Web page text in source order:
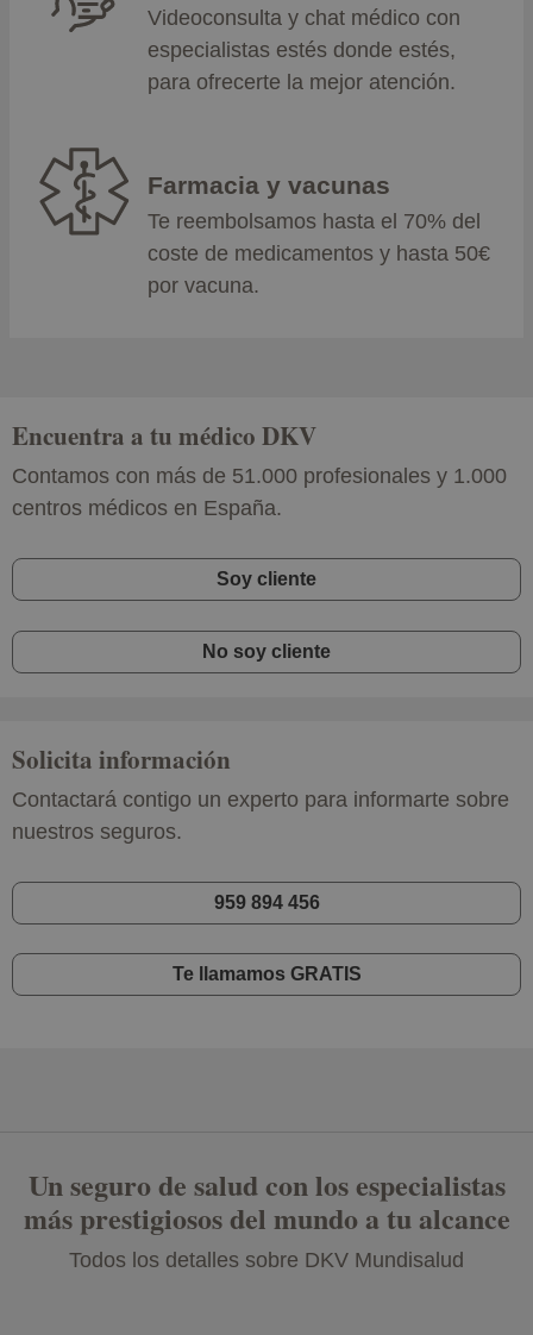
Videoconsulta y chat médico con
especialistas estés donde estés,
para ofrecerte la mejor atención.
Farmacia y vacunas
Te reembolsamos hasta el 70% del
coste de medicamentos y hasta 50€
por vacuna.
Encuentra a tu médico DKV
Contamos con más de 51.000 profesionales y 1.000
centros médicos en España.
Soy cliente
No soy cliente
Solicita información
Contactará contigo un experto para informarte sobre
nuestros seguros.
959 894 456
Te llamamos GRATIS
Un seguro de salud con los especialistas
más prestigiosos del mundo a tu alcance
Todos los detalles sobre DKV Mundisalud